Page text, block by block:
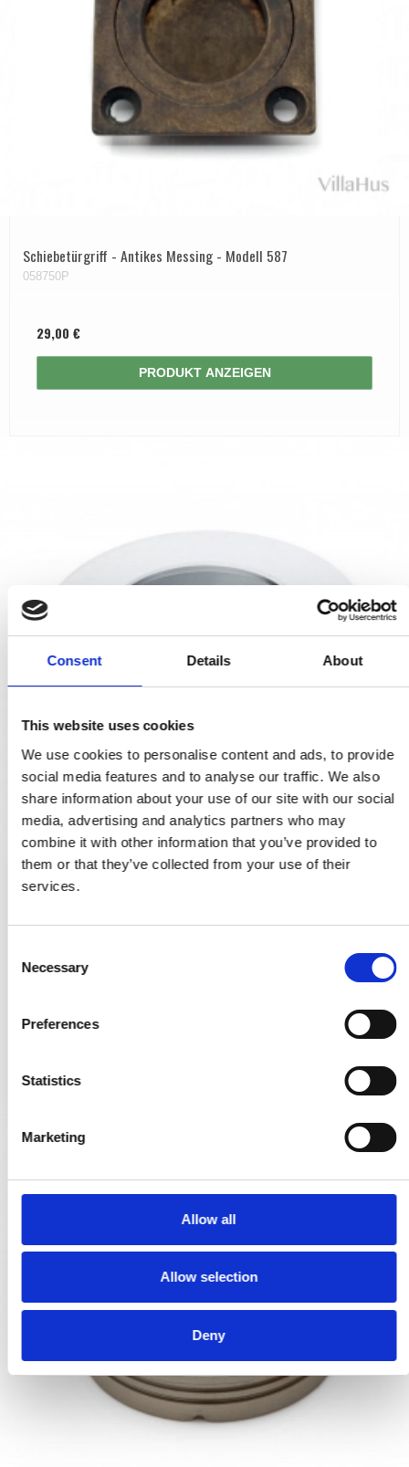
Consent Details About
This website uses cookies
We use cookies to personalise content and ads, to provide
social media features and to analyse our traffic. We also
share information about your use of our site with our social
media, advertising and analytics partners who may
combine it with other information that you’ve provided to
them or that they’ve collected from your use of their
services.
Necessary
Preferences
Statistics
Marketing
Allow all
Allow selection
Deny
Schiebetürgriff - Antikes Messing - Modell 587
058750P
29,00 €
PRODUKT ANZEIGEN
mm